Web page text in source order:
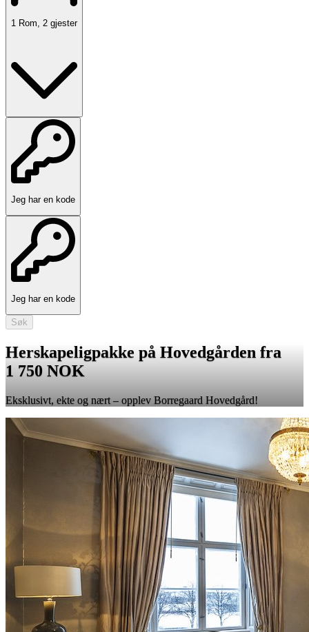
1 Rom 2 gjester
Jeg har en kode
Jeg har en kode
Søk
Herskapeligpakke på Hovedgården fra
1 750 NOK
Eksklusivt, ekte og nært – opplev Borregaard Hovedgård!